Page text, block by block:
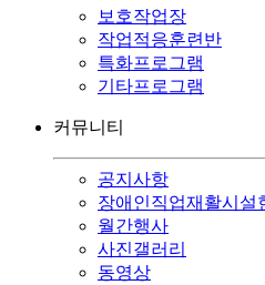
보호작업장
작업적응훈련반
특화프로그램
기타프로그램
커뮤니티
공지사항
장애인직업재활시설
월간행사
사진갤러리
동영상